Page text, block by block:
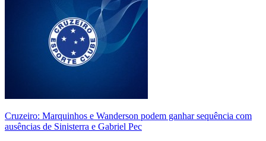
Cruzeiro: Marquinhos e Wanderson podem ganhar sequência com
ausências de Sinisterra e Gabriel Pec